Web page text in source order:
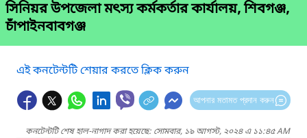
সিনিয়র উপজেলা মৎস্য কর্মকর্তার কার্যালয়, শিবগঞ্জ,
চাঁপাইনবাবগঞ্জ
এই কনটেন্টটি শেয়ার করতে ক্লিক করুন
আপনার মতামত প্রদান করুন
কনটেন্টটি শেষ হাল-নাগাদ করা হয়েছে: সোমবার, ১৯ আগস্ট, ২০২৪ এ ১১:৪৫ AM